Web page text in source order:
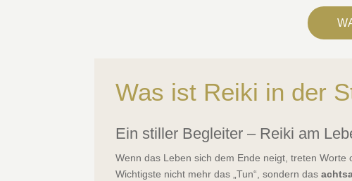
Was ist Reiki in der
Ein stiller Begleiter – Reiki am
Wenn das Leben sich dem Ende neigt, treten
Wichtigste nicht mehr das „Tun“, sondern das